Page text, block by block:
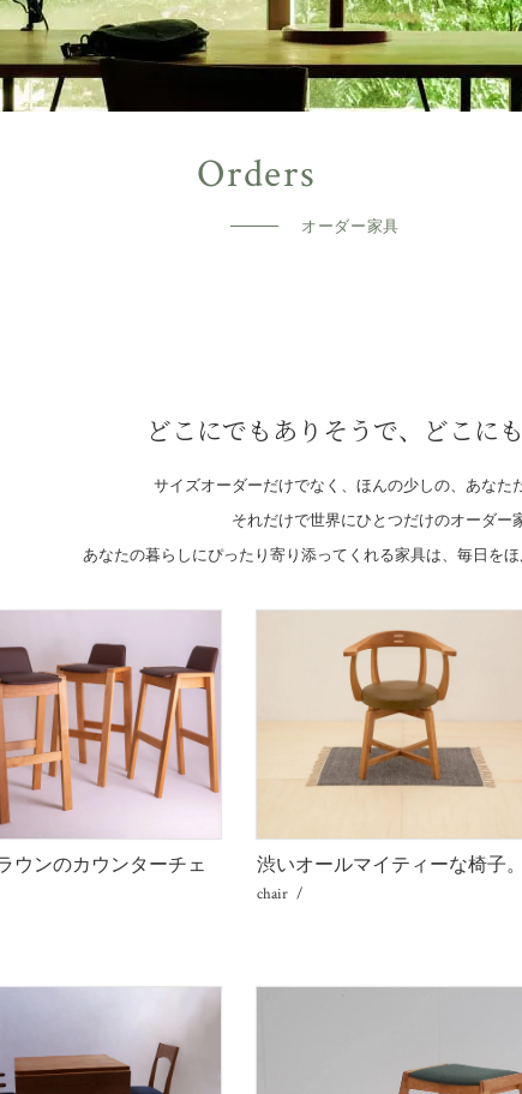
オーダー家具
どこにでもありそうで、どこに
サイズオーダーだけでなく、ほんの少しの、あなた
それだけで世界にひとつだけのオーダー
あなたの暮らしにぴったり寄り添ってくれる家具は、毎日をほ
ウンのカウンターチェ
渋いオールマイティーな椅子。
chair